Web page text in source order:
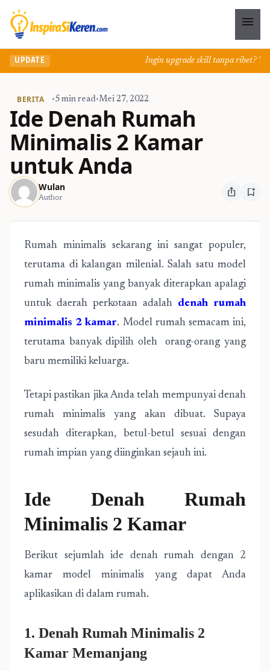
menu
UPDATE Ingin upgrade skill tanpa ribet?
BERITA •5 min read•Mei 27, 2022
Ide Denah Rumah
Minimalis 2 Kamar
untuk Anda
Wulan
Author ios_share bookmark_add
Rumah minimalis sekarang ini sangat populer,
terutama di kalangan milenial. Salah satu model
rumah minimalis yang banyak diterapkan apalagi
untuk daerah perkotaan adalah denah rumah
minimalis 2 kamar. Model rumah semacam ini,
terutama banyak dipilih oleh orang-orang yang
baru memiliki keluarga.
Tetapi pastikan jika Anda telah mempunyai denah
rumah minimalis yang akan dibuat. Supaya
sesudah diterapkan, betul-betul sesuai dengan
rumah impian yang diinginkan sejauh ini.
Ide Denah Rumah
Minimalis 2 Kamar
Berikut sejumlah ide denah rumah dengan 2
kamar model minimalis yang dapat Anda
aplikasikan di dalam rumah.
1. Denah Rumah Minimalis 2
Kamar Memanjang